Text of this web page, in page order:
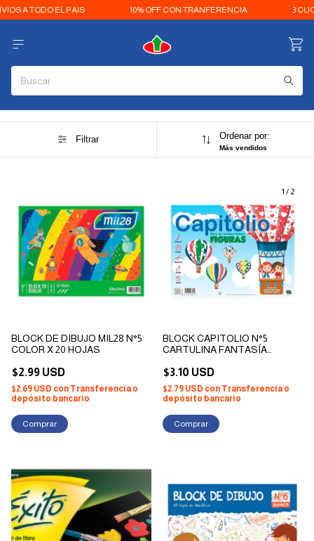
A TODO EL PAIS 10% OFF CON TRANFERENCIA 3
Filtrar Ordenar por:
Más vendidos
BLOCK DE DIBUJO MIL28 N°5
COLOR X 20 HOJAS
$2.99 USD
$2.69 USD con Transferencia o
depósito bancario
1 / 2
BLOCK CAPITOLIO N°5
CARTULINA FANTASÍA
$3.10 USD
$2.79 USD con Transferencia o
depósito bancario